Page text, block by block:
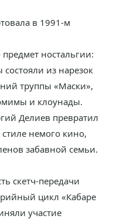
в 1991-м
ностальгии:
из нарезок
труппы «Маски»,
и клоунады.
Делиев превратил
немого кино,
забавной семьи.
скетч-передачи
цикл «Кабаре
участие